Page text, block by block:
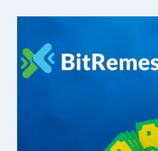
NOVEDADES